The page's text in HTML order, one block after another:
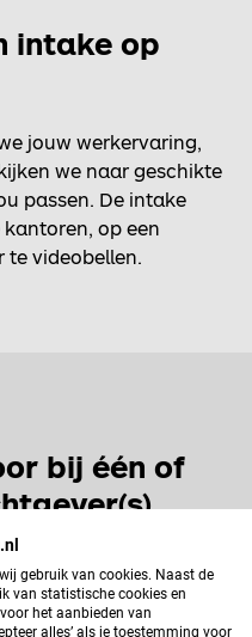
intake op
jouw werkervaring,
we naar geschikte
passen. De intake
op een
te videobellen.
bij één of
en ambities gaan we
en stellen we je
opdrachtgevers.
gebruik van cookies. Naast de
van statistische cookies en
het aanbieden van
alles’ als je toestemming voor